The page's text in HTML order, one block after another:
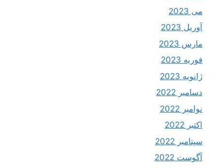
می 2023
آوریل 2023
مارس 2023
فوریه 2023
ژانویه 2023
دسامبر 2022
نوامبر 2022
اکتبر 2022
سپتامبر 2022
آگوست 2022